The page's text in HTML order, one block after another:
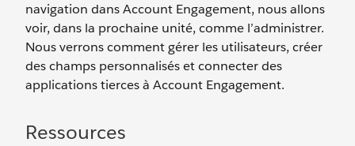
navigation dans Account Engagement, nous allons
voir, dans la prochaine unité, comme l’administrer.
Nous verrons comment gérer les utilisateurs, créer
des champs personnalisés et connecter des
applications tierces à Account Engagement.
Ressources